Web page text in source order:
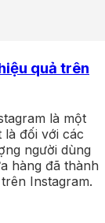
quả trên
là một
là đối với các
người dùng
hàng đã thành
Instagram.